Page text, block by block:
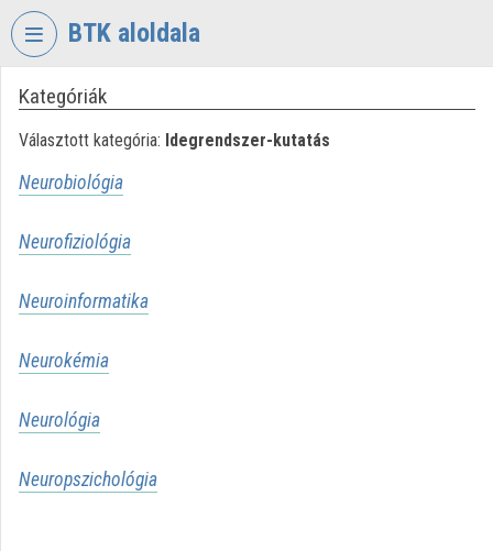
Fejléc kihagyása
BTK aloldala
VIDEO
KUTATÓKÖZPONT
Intézményi kezdőlap
Kategóriák
Intézményi listák
Kategóriák
Választott kategória: Idegrendszer-kutatás
Neurobiológia
Neurofiziológia
Neuroinformatika
Neurokémia
Neurológia
Neuropszichológia